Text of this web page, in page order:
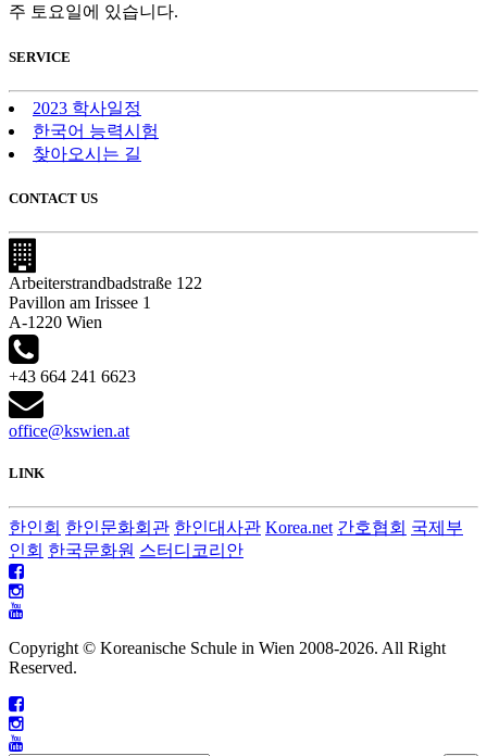
주 토요일에 있습니다.
SERVICE
2023 학사일정
한국어 능력시험
찾아오시는 길
CONTACT US
Arbeiterstrandbadstraße 122
Pavillon am Irissee 1
A-1220 Wien
+43 664 241 6623
office@kswien.at
LINK
한인회 한인문화회관 한인대사관 Korea.net 간호협회 국제부
인회 한국문화원 스터디코리안
Copyright © Koreanische Schule in Wien 2008-2026. All Right
Reserved.